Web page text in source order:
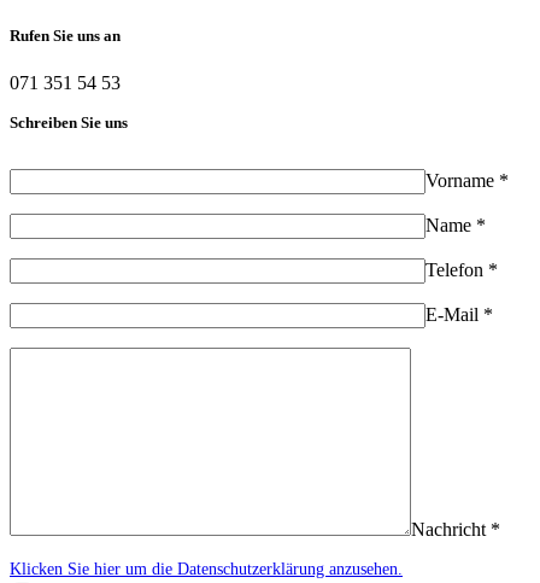
Rufen Sie uns an
071 351 54 53
Schreiben Sie uns
Vorname *
Name *
Telefon *
E-Mail *
Nachricht *
Klicken Sie hier um die Datenschutzerklärung anzusehen.